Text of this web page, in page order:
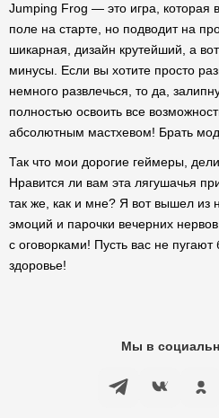
Jumping Frog — это игра, которая
поле на старте, но подводит на
шикарная, дизайн крутейший, а
минусы. Если вы хотите просто
немного развлечься, то да,
полностью освоить все
абсолютным мастхевом! Брать
Так что мои дорогие геймеры,
Нравится ли вам эта лягушачья
так же, как и мне? Я вот вышел из
эмоций и парочки вечерних
с оговорками! Пусть вас не
здоровье!
Мы в